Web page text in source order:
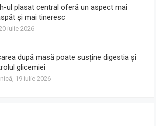
ul plasat central oferă un aspect mai
și mai tineresc
iulie 2026
după masă poate susține digestia și
glicemiei
19 iulie 2026